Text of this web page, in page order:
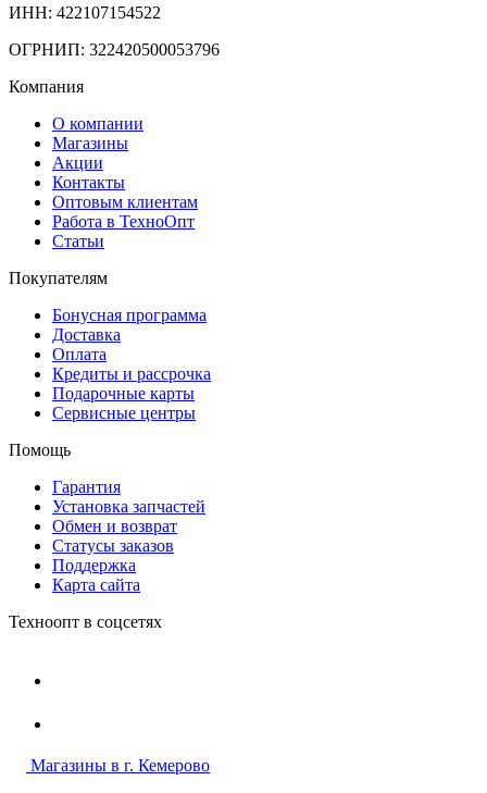
ИНН: 422107154522
ОГРНИП: 322420500053796
Компания
О компании
Магазины
Акции
Контакты
Оптовым клиентам
Работа в ТехноОпт
Статьи
Покупателям
Бонусная программа
Доставка
Оплата
Кредиты и рассрочка
Подарочные карты
Сервисные центры
Помощь
Гарантия
Установка запчастей
Обмен и возврат
Статусы заказов
Поддержка
Карта сайта
Техноопт в соцсетях
Магазины в г. Кемерово